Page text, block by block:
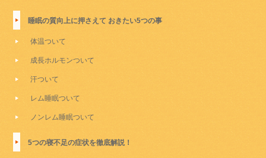
睡眠の質向上に押さえて おきたい5つの事
体温ついて
成長ホルモンついて
汗ついて
レム睡眠ついて
ノンレム睡眠ついて
5つの寝不足の症状を徹底解説！